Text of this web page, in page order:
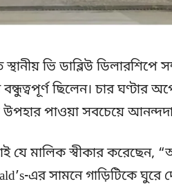
ভি ডাব্লিউ ডিলারশিপে
ছিলেন। চার ঘণ্টার
পাওয়া সবচেয়ে
যে মালিক স্বীকার
এর সামনে গাড়িটিকে